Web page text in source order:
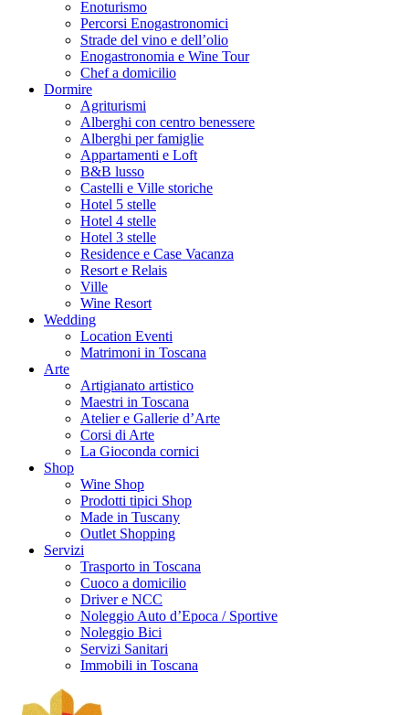
Enoturismo
Percorsi Enogastronomici
Strade del vino e dell’olio
Enogastronomia e Wine Tour
Chef a domicilio
Dormire
Agriturismi
Alberghi con centro benessere
Alberghi per famiglie
Appartamenti e Loft
B&B lusso
Castelli e Ville storiche
Hotel 5 stelle
Hotel 4 stelle
Hotel 3 stelle
Residence e Case Vacanza
Resort e Relais
Ville
Wine Resort
Wedding
Location Eventi
Matrimoni in Toscana
Arte
Artigianato artistico
Maestri in Toscana
Atelier e Gallerie d’Arte
Corsi di Arte
La Gioconda cornici
Shop
Wine Shop
Prodotti tipici Shop
Made in Tuscany
Outlet Shopping
Servizi
Trasporto in Toscana
Cuoco a domicilio
Driver e NCC
Noleggio Auto d’Epoca / Sportive
Noleggio Bici
Servizi Sanitari
Immobili in Toscana